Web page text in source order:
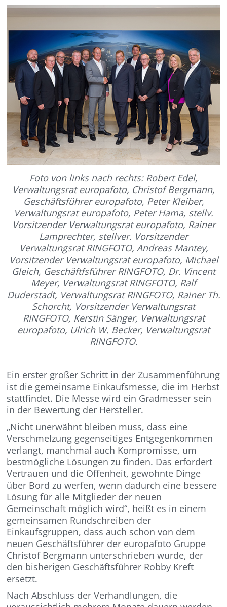
Foto von links nach rechts: Robert Edel,
Verwaltungsrat europafoto, Christof Bergmann,
Geschäftsführer europafoto, Peter Kleiber,
Verwaltungsrat europafoto, Peter Hama, stellv.
Vorsitzender Verwaltungsrat europafoto, Rainer
Lamprechter, stellver. Vorsitzender
Verwaltungsrat RINGFOTO, Andreas Mantey,
Vorsitzender Verwaltungsrat europafoto, Michael
Gleich, Geschäftfsführer RINGFOTO, Dr. Vincent
Meyer, Verwaltungsrat RINGFOTO, Ralf
Duderstadt, Verwaltungsrat RINGFOTO, Rainer Th.
Schorcht, Vorsitzender Verwaltungsrat
RINGFOTO, Kerstin Sänger, Verwaltungsrat
europafoto, Ulrich W. Becker, Verwaltungsrat
RINGFOTO.
Ein erster großer Schritt in der Zusammenführung
ist die gemeinsame Einkaufsmesse, die im Herbst
stattfindet. Die Messe wird ein Gradmesser sein
in der Bewertung der Hersteller.
„Nicht unerwähnt bleiben muss, dass eine
Verschmelzung gegenseitiges Entgegenkommen
verlangt, manchmal auch Kompromisse, um
bestmögliche Lösungen zu finden. Das erfordert
Vertrauen und die Offenheit, gewohnte Dinge
über Bord zu werfen, wenn dadurch eine bessere
Lösung für alle Mitglieder der neuen
Gemeinschaft möglich wird“, heißt es in einem
gemeinsamen Rundschreiben der
Einkaufsgruppen, dass auch schon von dem
neuen Geschäftsführer der europafoto Gruppe
Christof Bergmann unterschrieben wurde, der
den bisherigen Geschäftsführer Robby Kreft
ersetzt.
Nach Abschluss der Verhandlungen, die